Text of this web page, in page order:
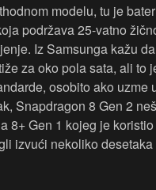
modelu, tu je
podržava 25-vatno
Iz Samsunga kažu
za oko pola sata, ali to
osobito ako uzme
Snapdragon 8 Gen 2
8+ Gen 1 kojeg je
izvući nekoliko